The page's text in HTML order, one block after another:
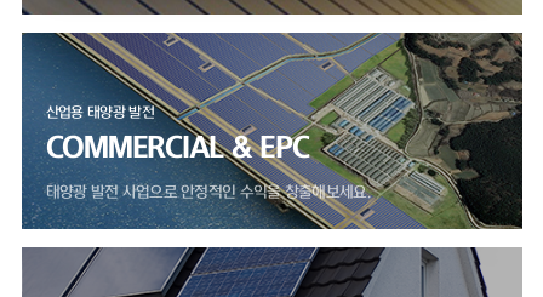
산업용 태양광 발전
COMMERCIAL & EPC
태양광 발전 사업으로 안정적인 수익을 창출해보세요.